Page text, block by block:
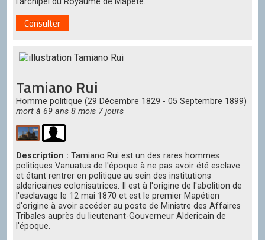
Consulter
Tamiano Rui
Homme politique (29 Décembre 1829 - 05 Septembre 1899)
mort à 69 ans 8 mois 7 jours
Description : Tamiano Rui est un des rares hommes
politiques Vanuatus de l'époque à ne pas avoir été esclave
et étant rentrer en politique au sein des institutions
aldericaines colonisatrices. Il est à l'origine de l'abolition de
l'esclavage le 12 mai 1870 et est le premier Mapétien
d'origine à avoir accéder au poste de Ministre des Affaires
Tribales auprès du lieutenant-Gouverneur Aldericain de
l'époque.